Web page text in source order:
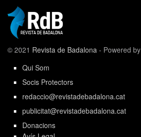
© 2021 Revista de Badalona - Powered by
Qui Som
Socis Protectors
redaccio@revistadebadalona.cat
publicitat@revistadebadalona.cat
Donacions